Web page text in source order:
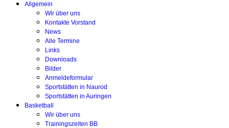
Allgemein
Wir über uns
Kontakte Vorstand
News
Alle Termine
Links
Downloads
Bilder
Anmeldeformular
Sportstätten in Naurod
Sportstätten in Auringen
Basketball
Wir über uns
Trainingszeiten BB